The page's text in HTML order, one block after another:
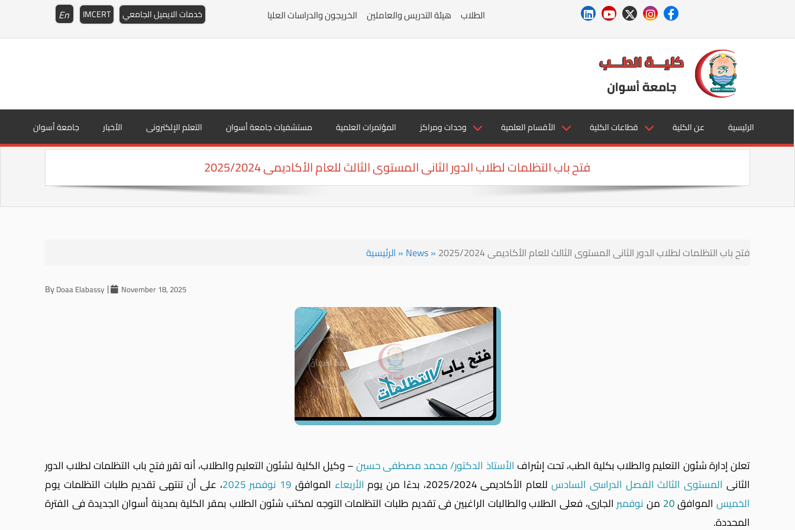
En خدمات الايميل الجامعي IMCERT الخريجون والدراسات العليا هيئة التدريس والعاملين الطلاب
جامعة أسوان الأخبار التعلم الإلكترونى مستشفيات جامعة أسوان المؤتمرات العلمية وحدات ومراكز الأقسام العلمية قطاعات الكلية عن الكلية الرئيسية
فتح باب التظلمات لطلاب الدور الثانى المستوى الثالث للعام الأكاديمى 2025/2024
الرئيسية » News» فتح باب التظلمات لطلاب الدور الثانى المستوى الثالث للعام الأكاديمى 2025/2024
ByDoaa Elabassy November 18, 2025
تعلن إدارة شئون التعليم والطلاب بكلية الطب، تحت إشراف الأستاذ الدكتور/ محمد مصطفى حسين– وكيل الكلية لشئون التعليم والطلاب، أنه تقرر فتح باب التظلمات لطلاب الدور
الثانى المستوى الثالث الفصل الدراسى السادس للعام الأكاديمى 2025/2024، بدءًا من يوم الأربعاء الموافق
، على أن تنتهى تقديم طلبات التظلمات يوم
الخميس الموافق20 مننوفمبرالجارى، فعلى الطلاب والطالبات الراغبين فى تقديم طلبات التظلمات التوجه لمكتب شئون الطلاب بمقر الكلية بمدينة أسوان الجديدة فى الفترة
المحددة.